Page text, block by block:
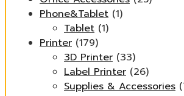
Phone&Tablet (1)
Tablet (1)
Printer (179)
3D Printer (33)
Label Printer (26)
Supplies & Accessories